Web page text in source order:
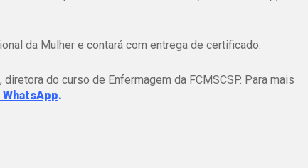
da Mulher e contará com entrega de certificado.
, diretora do curso de Enfermagem da FCMSCSP. Para mais
.